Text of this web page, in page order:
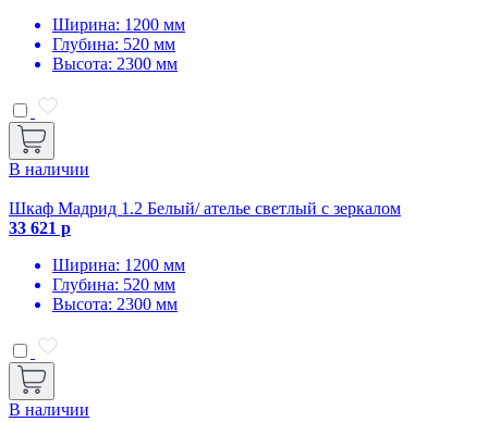
Ширина: 1200 мм
Глубина: 520 мм
Высота: 2300 мм
В наличии
Шкаф Мадрид 1.2 Белый/ ателье светлый с зеркалом
33 621 р
Ширина: 1200 мм
Глубина: 520 мм
Высота: 2300 мм
В наличии